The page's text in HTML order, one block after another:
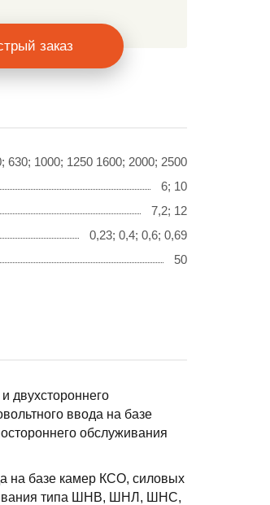
заказ
630; 1000; 1250 1600; 2000; 2500
6; 10
7,2; 12
0,23; 0,4; 0,6; 0,69
50
двухстороннего
ввода на базе
обслуживания
на базе камер КСО, силовых
типа ШНВ, ШНЛ, ШНС,